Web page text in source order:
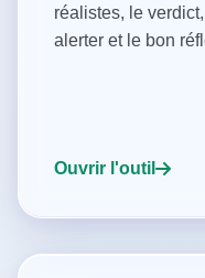
réalistes, le
alerter et le bon
Ouvrir l'outil